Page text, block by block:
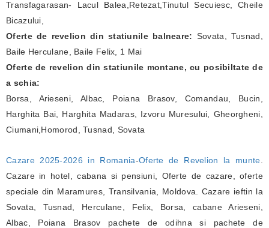
Transfagarasan- Lacul Balea,Retezat,Tinutul Secuiesc, Cheile
Bicazului,
Oferte de revelion din statiunile balneare: Sovata, Tusnad,
Baile Herculane, Baile Felix, 1 Mai
Oferte de revelion din statiunile montane, cu posibiltate de
a schia:
Borsa, Arieseni, Albac, Poiana Brasov, Comandau, Bucin,
Harghita Bai, Harghita Madaras, Izvoru Muresului, Gheorgheni,
Ciumani,Homorod, Tusnad, Sovata
Cazare 2025-2026 in Romania-Oferte de Revelion la munte
Cazare in hotel, cabana si pensiuni, Oferte de cazare, oferte
speciale din Maramures, Transilvania, Moldova. Cazare ieftin la
Sovata, Tusnad, Herculane, Felix, Borsa, cabane Arieseni,
Albac, Poiana Brasov pachete de odihna si pachete de